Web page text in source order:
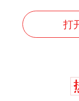
打